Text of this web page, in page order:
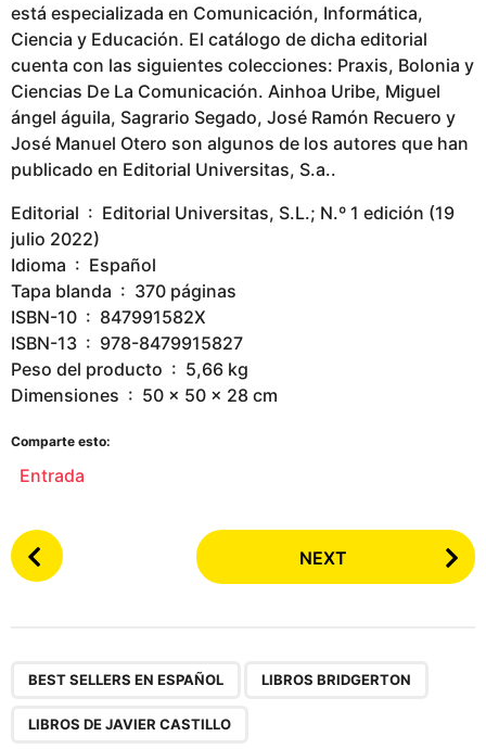
está especializada en Comunicación, Informática,
Ciencia y Educación. El catálogo de dicha editorial
cuenta con las siguientes colecciones: Praxis, Bolonia y
Ciencias De La Comunicación. Ainhoa Uribe, Miguel
ángel águila, Sagrario Segado, José Ramón Recuero y
José Manuel Otero son algunos de los autores que han
publicado en Editorial Universitas, S.a..
Editorial ‏ : ‎ Editorial Universitas, S.L.; N.º 1 edición (19
julio 2022)
Idioma ‏ : ‎ Español
Tapa blanda ‏ : ‎ 370 páginas
ISBN-10 ‏ : ‎ 847991582X
ISBN-13 ‏ : ‎ 978-8479915827
Peso del producto ‏ : ‎ 5,66 kg
Dimensiones ‏ : ‎ 50 x 50 x 28 cm
Comparte esto:
Entrada
P
o
NEXT
BEST SELLERS EN ESPAÑOL LIBROS BRIDGERTON
LIBROS DE JAVIER CASTILLO